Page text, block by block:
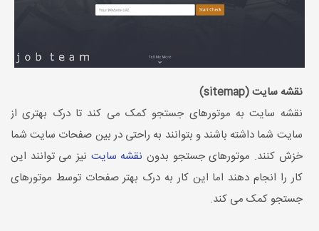
نقشه سایت (sitemap)
نقشه سایت به موتورهای جستجو کمک می کند تا درک بهتری از
سایت شما داشته باشند و بتوانند به راحتی در بین صفحات سایت شما
خزش کنند. موتورهای جستجو بدون نقشه سایت نیز می توانند این
کار را انجام دهند اما این کار به درک بهتر صفحات توسط موتورهای
جستجو کمک می کند.